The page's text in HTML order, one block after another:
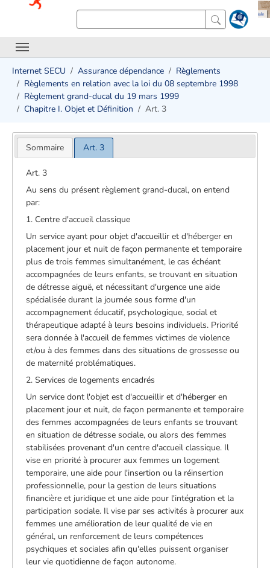
Internet SECU Assurance dépendance
Règlements
Règlements en relation avec la loi du 08 septembre 1998
Règlement grand-ducal du 19 mars 1999
Chapitre I. Objet et Définition
Art. 3
Sommaire Art. 3
Art. 3
Au sens du présent règlement grand-ducal, on entend
par:
1. Centre d'accueil classique
Un service ayant pour objet d'accueillir et d'héberger en
placement jour et nuit de façon permanente et temporaire
plus de trois femmes simultanément, le cas échéant
accompagnées de leurs enfants, se trouvant en situation
de détresse aiguë, et nécessitant d'urgence une aide
spécialisée durant la journée sous forme d'un
accompagnement éducatif, psychologique, social et
thérapeutique adapté à leurs besoins individuels. Priorité
sera donnée à l'accueil de femmes victimes de violence
et/ou à des femmes dans des situations de grossesse ou
de maternité problématiques.
2. Services de logements encadrés
Un service dont l'objet est d'accueillir et d'héberger en
placement jour et nuit, de façon permanente et temporaire
des femmes accompagnées de leurs enfants se trouvant
en situation de détresse sociale, ou alors des femmes
stabilisées provenant d'un centre d'accueil classique. Il
vise en priorité à procurer aux femmes un logement
temporaire, une aide pour l'insertion ou la réinsertion
professionnelle, pour la gestion de leurs situations
financière et juridique et une aide pour l'intégration et la
participation sociale. Il vise par ses activités à procurer aux
femmes une amélioration de leur qualité de vie en
général, un renforcement de leurs compétences
psychiques et sociales afin qu'elles puissent organiser
leur vie quotidienne de façon autonome.